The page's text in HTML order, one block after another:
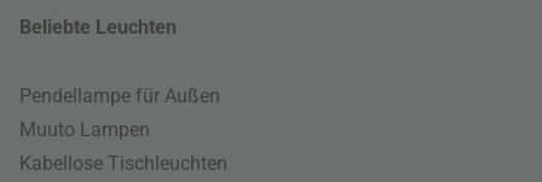
Beliebte Leuchten
Pendellampe für Außen
Muuto Lampen
Kabellose Tischleuchten